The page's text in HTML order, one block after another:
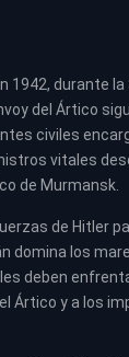
1942, durante la
del Ártico
civiles
vitales
de Murmansk.
de Hitler
domina los
deben
Ártico y a los